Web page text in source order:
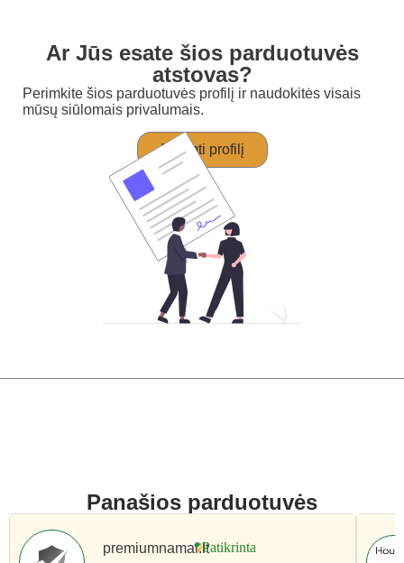
Ar Jūs esate šios parduotuvės
atstovas?
Perimkite šios parduotuvės profilį ir naudokitės visais
mūsų siūlomais privalumais.
Perimti profilį
Panašios parduotuvės
premiumnamai.lt